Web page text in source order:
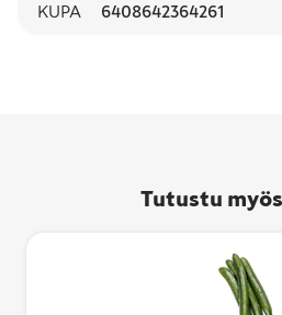
KUPA 6408642364261
Tutustu